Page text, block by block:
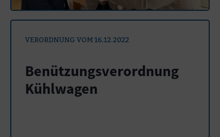
VERORDNUNG VOM 16.12.2022
Benützungsverordnung
Kühlwagen